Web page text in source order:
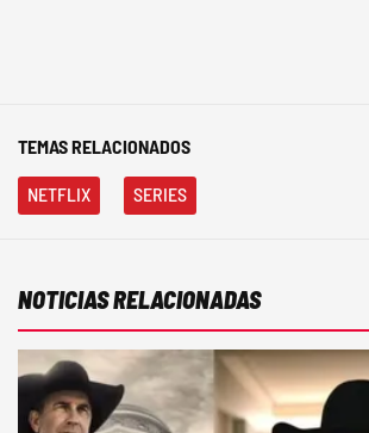
TEMAS RELACIONADOS
NETFLIX SERIES
NOTICIAS RELACIONADAS